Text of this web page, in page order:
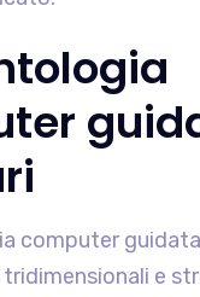
computer
e